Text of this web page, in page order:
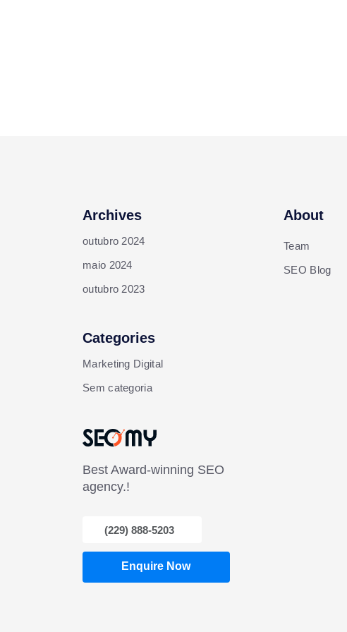
Archives
outubro 2024
maio 2024
outubro 2023
Categories
Marketing Digital
Sem categoria
Best Award-winning SEO
agency.!
(229) 888-5203
Enquire Now
About
Team
SEO Blog